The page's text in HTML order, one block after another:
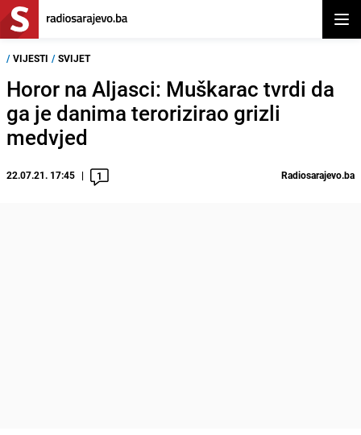
/ VIJESTI / SVIJET
Horor na Aljasci: Muškarac tvrdi da
ga je danima terorizirao grizli
medvjed
22.07.21. 17:45 1 Radiosarajevo.ba